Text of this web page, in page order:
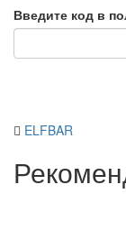
Введите код в
ELFBAR